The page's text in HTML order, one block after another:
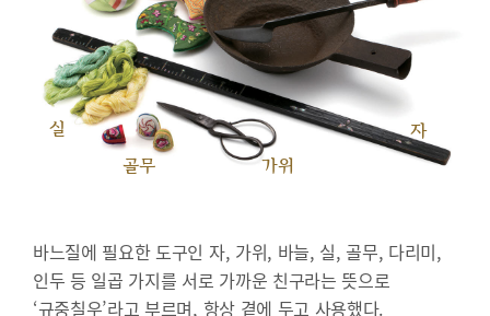
실
골무
가위
자
바느질에 필요한 도구인 자, 가위, 바늘, 실, 골무, 다리미,
인두 등 일곱 가지를 서로 가까운 친구라는 뜻으로
‘규중칠우’라고 부르며, 항상 곁에 두고 사용했다.